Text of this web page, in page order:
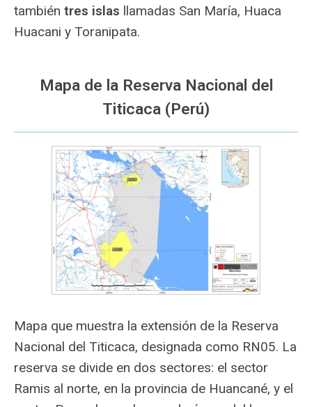
también tres islas llamadas San María, Huaca
Huacani y Toranipata.
Mapa de la Reserva Nacional del
Titicaca (Perú)
Mapa que muestra la extensión de la Reserva
Nacional del Titicaca, designada como RN05. La
reserva se divide en dos sectores: el sector
Ramis al norte, en la provincia de Huancané, y el